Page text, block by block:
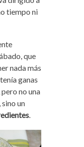
tiempo ni
que
nada más
ganas
no una
un
.